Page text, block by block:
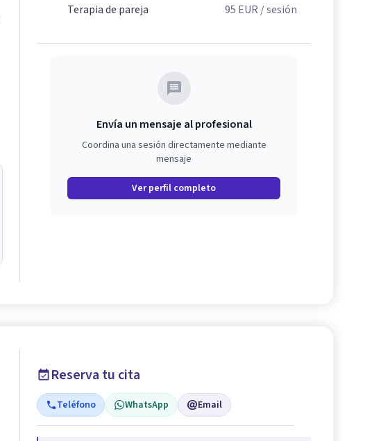
Terapia de pareja
95 EUR / sesión
Envía un mensaje al profesional
Coordina una sesión directamente mediante
mensaje
Ver perfil completo
Reserva tu cita
Teléfono WhatsApp Email